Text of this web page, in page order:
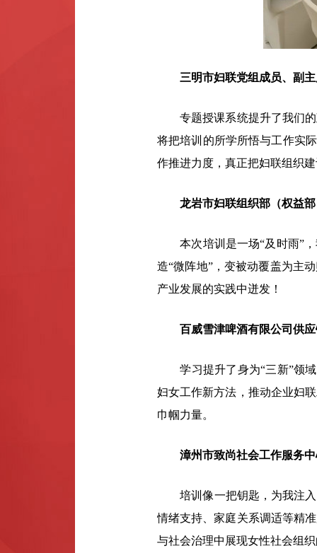
三明市妇联党组成员、副
专题授课系统提升了我们的
将把培训的所学所悟与工作实
作推进力度，真正把妇联组织
龙岩市妇联组织部（权益
本次培训是一场“及时雨”，
造“微阵地”，变被动覆盖为主
产业发展的实践中迸发！
百威雪津啤酒有限公司供
学习提升了身为“三新”领域
妇女工作新方法，推动企业妇
巾帼力量。
漳州市致尚社会工作服务
培训像一把钥匙，为我注入
情绪支持、家庭关系调适等精
与社会治理中展现女性社会组